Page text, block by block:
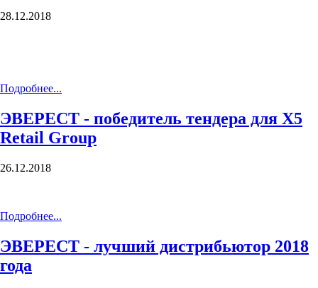
28.12.2018
Подробнее...
ЭВЕРЕСТ - победитель тендера для X5
Retail Group
26.12.2018
Подробнее...
ЭВЕРЕСТ - лучший дистрибьютор 2018
года